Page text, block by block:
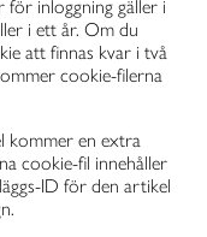
inloggning gäller i
i ett år. Om du
att finnas kvar i två
cookie-filerna
kommer en extra
cookie-fil innehåller
ID för den artikel